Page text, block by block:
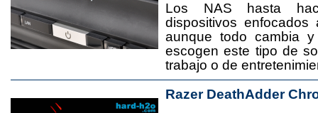
Los NAS hasta
dispositivos
aunque todo cambia
escogen este tipo de
trabajo o de
Razer DeathAdder